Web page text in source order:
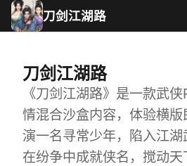
刀剑江湖路
刀剑江湖路
《刀剑江湖路》是一款武
情混合沙盒内容，体验横
演一名寻常少年，陷入江湖
在纷争中成就侠名，搅动